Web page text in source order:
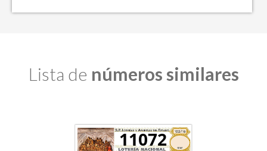
Lista de números similares
11072